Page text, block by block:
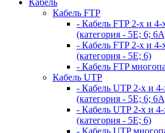
Кабель
Кабель FTP
- Кабель FTP 2-х и
(категория - 5Е; 6;
- Кабель FTP 2-х и
(категория - 5Е; 6)
- Кабель FTP
Кабель UTP
- Кабель UTP 2-х и
(категория - 5Е; 6;
- Кабель UTP 2-х и
(категория - 5Е; 6)
- Кабель UTP